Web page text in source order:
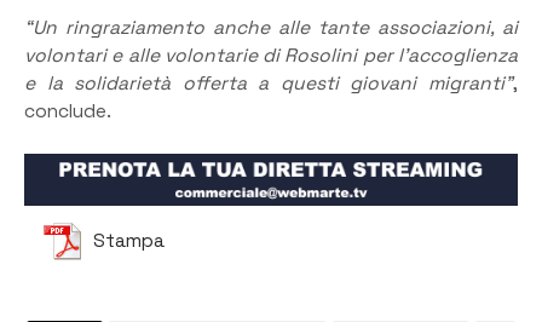
“Un ringraziamento anche alle tante associazioni, ai
volontari e alle volontarie di Rosolini per l’accoglienza
e la solidarietà offerta a questi giovani migranti”,
conclude.
Stampa